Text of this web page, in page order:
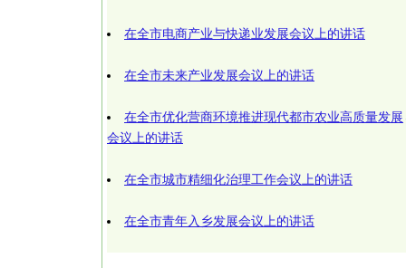
在全市电商产业与快递业发展会议上的讲话
在全市未来产业发展会议上的讲话
在全市优化营商环境推进现代都市农业高质量发展
会议上的讲话
在全市城市精细化治理工作会议上的讲话
在全市青年入乡发展会议上的讲话